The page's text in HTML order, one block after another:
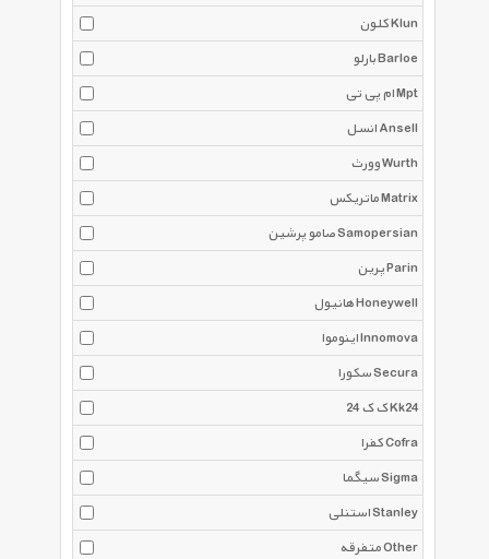
کلون Klun
بارلو Barloe
ام پی تی Mpt
انسل Ansell
وورث Wurth
ماتریکس Matrix
صامو پرشین Samopersian
پرین Parin
هانیول Honeywell
اینوموا Innomova
سکورا Secura
ک ک 24 Kk24
کفرا Cofra
سیگما Sigma
استنلی Stanley
متفرقه Other